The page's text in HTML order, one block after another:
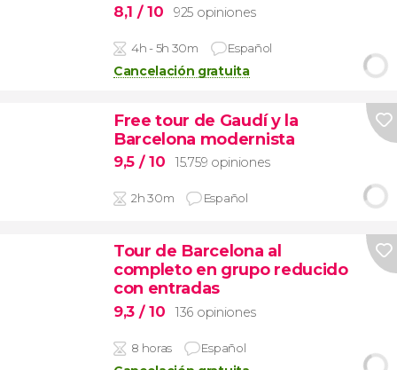
8,1 / 10 925 opiniones
4h - 5h 30m Español
Cancelación gratuita
Free tour de Gaudí y la
Barcelona modernista
9,5 / 10 15.759 opiniones
2h 30m Español
Tour de Barcelona al
completo en grupo reducido
con entradas
9,3 / 10 136 opiniones
8 horas Español